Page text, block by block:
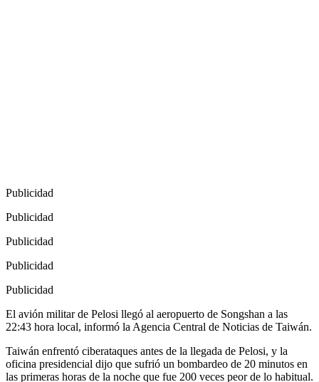
Publicidad
Publicidad
Publicidad
Publicidad
Publicidad
El avión militar de Pelosi llegó al aeropuerto de Songshan a las
22:43 hora local, informó la Agencia Central de Noticias de Taiwán.
Taiwán enfrentó ciberataques antes de la llegada de Pelosi, y la
oficina presidencial dijo que sufrió un bombardeo de 20 minutos en
las primeras horas de la noche que fue 200 veces peor de lo habitual.